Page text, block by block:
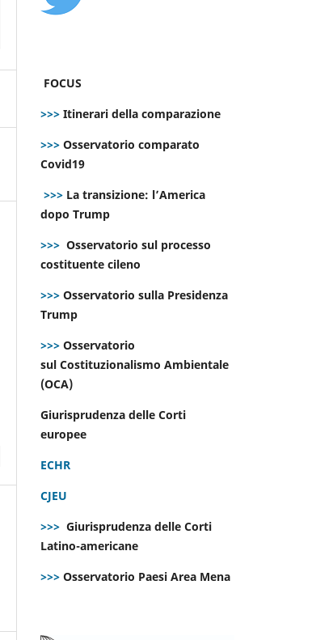
FOCUS
>>> Itinerari della comparazione
>>> Osservatorio comparato
Covid19
>>> La transizione: l’America
dopo Trump
>>> Osservatorio sul processo
costituente cileno
>>> Osservatorio sulla Presidenza
Trump
>>> Osservatorio
sul Costituzionalismo Ambientale
(OCA)
Giurisprudenza delle Corti
europee
ECHR
CJEU
>>> Giurisprudenza delle Corti
Latino-americane
>>> Osservatorio Paesi Area Mena